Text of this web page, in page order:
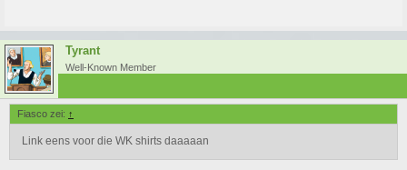
Tyrant
Well-Known Member
Fiasco zei: ↑
Link eens voor die WK shirts daaaaan